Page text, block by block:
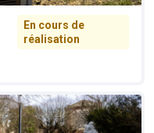
En cours de
réalisation